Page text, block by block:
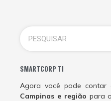
SMARTCORP TI
Agora você pode contar
Campinas e região para